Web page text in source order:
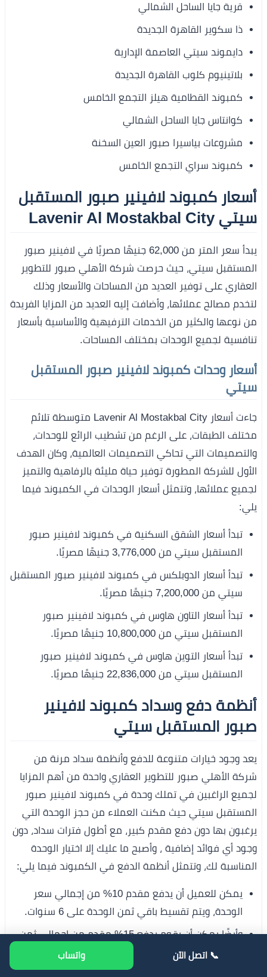
قرية جايا الساحل الشمالي
ذا سكوير القاهرة الجديدة
دايموند سيتي العاصمة الإدارية
بلاتينيوم كلوب القاهرة الجديدة
كمبوند القطامية هيلز التجمع الخامس
كوانتاس جايا الساحل الشمالي
مشروعات بياسيرا صبور العين السخنة
كمبوند سراي التجمع الخامس
أسعار كمبوند لافينير صبور المستقبل
سيتي Lavenir Al Mostakbal City
يبدأ سعر المتر من 62,000 جنيهًا مصريًا في لافينير صبور
المستقبل سيتي، حيث حرصت شركة الأهلي صبور للتطوير
العقاري على توفير العديد من المساحات والأسعار وذلك
لتخدم مصالح عملائها، وأضافت إليه العديد من المزايا الفريدة
من نوعها والكثير من الخدمات الترفيهية والأساسية بأسعار
تنافسية لجميع الوحدات بمختلف المساحات.
أسعار وحدات كمبوند لافينير صبور المستقبل
سيتي
جاءت أسعار Lavenir Al Mostakbal City متوسطة تلائم
مختلف الطبقات، على الرغم من تشطيب الرائع للوحدات،
والتصميمات التي تحاكي التصميمات العالمية، وكان الهدف
الأول للشركة المطورة توفير حياة مليئة بالرفاهية والتميز
لجميع عملائها، وتتمثل أسعار الوحدات في الكمبوند فيما
يلي:
تبدأ أسعار الشقق السكنية في كمبوند لافينير صبور
المستقبل سيتي من 3,776,000 جنيهًا مصريًا.
تبدأ أسعار الدوبلكس في كمبوند لافينير صبور المستقبل
سيتي من 7,200,000 جنيهًا مصريًا.
تبدأ أسعار التاون هاوس في كمبوند لافينير صبور
المستقبل سيتي من 10,800,000 جنيهًا مصريًا.
تبدأ أسعار التوين هاوس في كمبوند لافينير صبور
المستقبل سيتي من 22,836,000 جنيهًا مصريًا.
أنظمة دفع وسداد كمبوند لافينير
صبور المستقبل سيتي
يعد وجود خيارات متنوعة للدفع وأنظمة سداد مرنة من
شركة الأهلي صبور للتطوير العقاري واحدة من أهم المزايا
لجميع الراغبين في تملك وحدة في كمبوند لافينير صبور
المستقبل سيتي حيث مكنت العملاء من حجز الوحدة التي
يرغبون بها دون دفع مقدم كبير، مع أطول فترات سداد، دون
وجود أي فوائد إضافية ، وأصبح ما عليك إلا اختيار الوحدة
المناسبة لك، وتتمثل أنظمة الدفع في الكمبوند فيما يلي:
يمكن للعميل أن يدفع مقدم 10% من إجمالي سعر
الوحدة، ويتم تقسيط باقي ثمن الوحدة على 6 سنوات.
وأيضًا يمكن أن يقوم بدفع 15% مقدم من إجمالي ثمن
الوحدة، ثم يتم تقسيط باقي ثمن الوحدة على 7 سنوات.
📞 اتصل الآن واتساب